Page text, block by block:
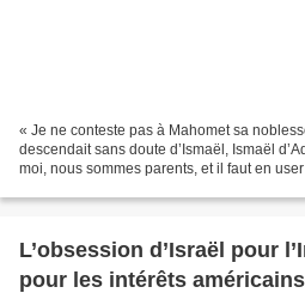
« Je ne conteste pas à Mahomet sa
descendait sans doute d’Ismaël, Ismaël
moi, nous sommes parents, et il faut en
L’obsession d’Israël pour
pour les intérêts américains